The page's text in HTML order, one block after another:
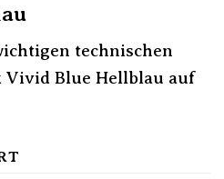
technischen
Vivid Blue Hellblau auf